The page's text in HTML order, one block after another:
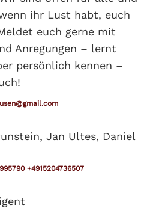
ihr Lust habt, euch
euch gerne mit
Anregungen – lernt
persönlich kennen –
Jan Ultes, Daniel
+4915204736507